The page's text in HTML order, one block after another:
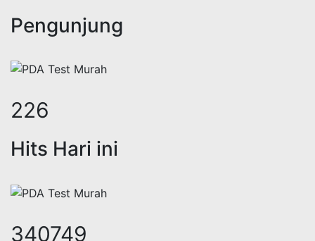
Pengunjung
281
Hits Hari ini
423096